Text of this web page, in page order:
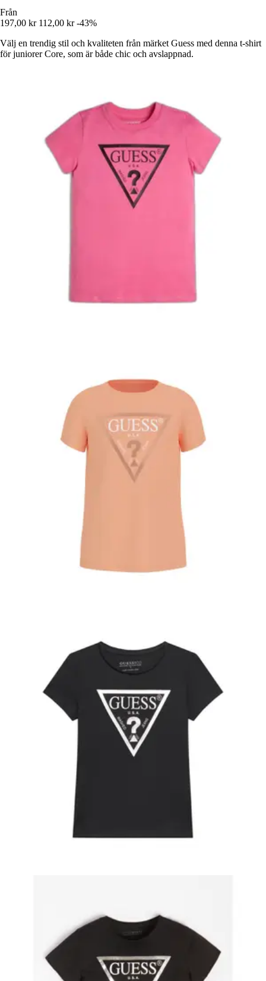
Från
197,00 kr 112,00 kr -43%
Välj en trendig stil och kvaliteten från märket Guess med denna t-shirt
för juniorer Core, som är både chic och avslappnad.